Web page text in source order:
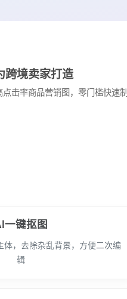
跨境卖家打造
击率商品营销图，零门槛快速制
一键抠图
体，去除杂乱背景，方便二次编
辑